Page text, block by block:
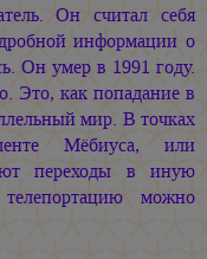
Он считал себя
информации о
Он умер в 1991 году.
Это, как попадание в
мир. В точках
Мёбиуса, или
переходы в иную
можно